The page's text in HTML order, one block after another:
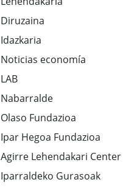
Diruzaina
Idazkaria
Noticias economía
LAB
Nabarralde
Olaso Fundazioa
Ipar Hegoa Fundazioa
Agirre Lehendakari Center
Iparraldeko Gurasoak